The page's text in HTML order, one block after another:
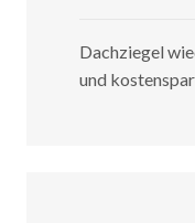
Dachziegel
und